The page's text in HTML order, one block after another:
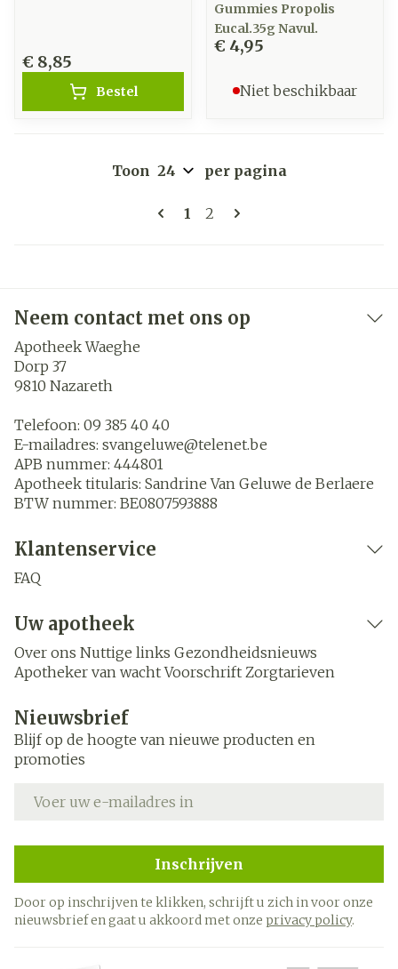
€ 8,85
Bestel
Gummies Propolis
Eucal.35g Navul.
€ 4,95
Niet beschikbaar
Pagina's
U lees momenteel pagina
1 Pagina
2
Toon per pagina
Neem contact met ons op
Apotheek Waeghe
Dorp 37
9810 Nazareth
Telefoon: 09 385 40 40
E-mailadres: svangeluwe@telenet.be
APB nummer: 444801
Apotheek titularis: Sandrine Van Geluwe de Berlaere
BTW nummer: BE0807593888
Klantenservice
FAQ
Uw apotheek
Over ons Nuttige links Gezondheidsnieuws
Apotheker van wacht Voorschrift Zorgtarieven
Nieuwsbrief
Blijf op de hoogte van nieuwe producten en
promoties
Inschrijven
Door op inschrijven te klikken, schrijft u zich in voor onze
nieuwsbrief en gaat u akkoord met onze privacy policy.